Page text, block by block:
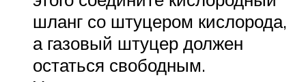
шланг со штуцером кислорода,
а газовый штуцер должен
остаться свободным.